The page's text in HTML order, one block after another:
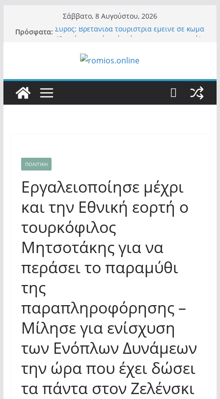
περιεχόμενο
Σάββατο, 8 Αυγούστου, 2026
Πρόσφατα: Σύρος: Βρετανίδα τουρίστρια έμεινε σε κώμα
Οι ρυθμιστές – Σαμαράς και Κασιδιάρης θα
στο σύστημα και η συνεργασία με Le Pen
«Ελπίδα για Δημοκρατία» σε ΜΜΕ: «Στόχος
ΠΟΛΙΤΙΚΗ
Εργαλειοποίησε μέχρι
και την Εθνική εορτή ο
τουρκόφιλος
Μητσοτάκης για να
περάσει το παραμύθι
της
παραπληροφόρησης –
Μίλησε για ενίσχυση
των Ενόπλων Δυνάμεων
την ώρα που έχει δώσει
τα πάντα στον Ζελένσκι